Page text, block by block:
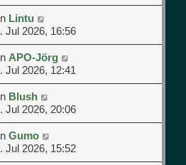
Lintu
Jul 2026, 16:56
APO-Jörg
Jul 2026, 12:41
Blush
Jul 2026, 20:06
Gumo
Jul 2026, 15:52